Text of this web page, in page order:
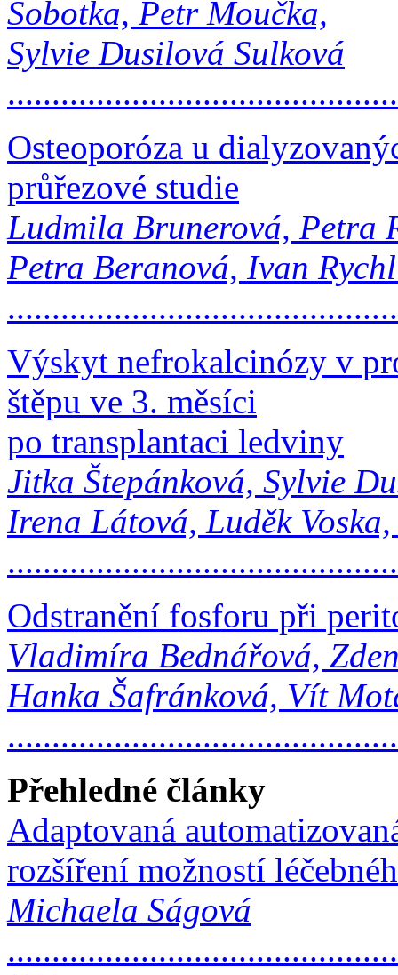
Sobotka, Petr Moučka,
Sylvie Dusilová Sulková
Osteoporóza u
průřezové studie
Ludmila Brunerová, Petra
Petra Beranová, Ivan
Výskyt nefrokalcinózy v
štěpu ve 3. měsíci
po transplantaci ledviny
Jitka Štepánková, Sylvie
Irena Látová, Luděk
Odstranění fosforu při
Vladimíra Bednářová,
Hanka Šafránková, Vít
Přehledné články
Adaptovaná
rozšíření možností
Michaela Ságová